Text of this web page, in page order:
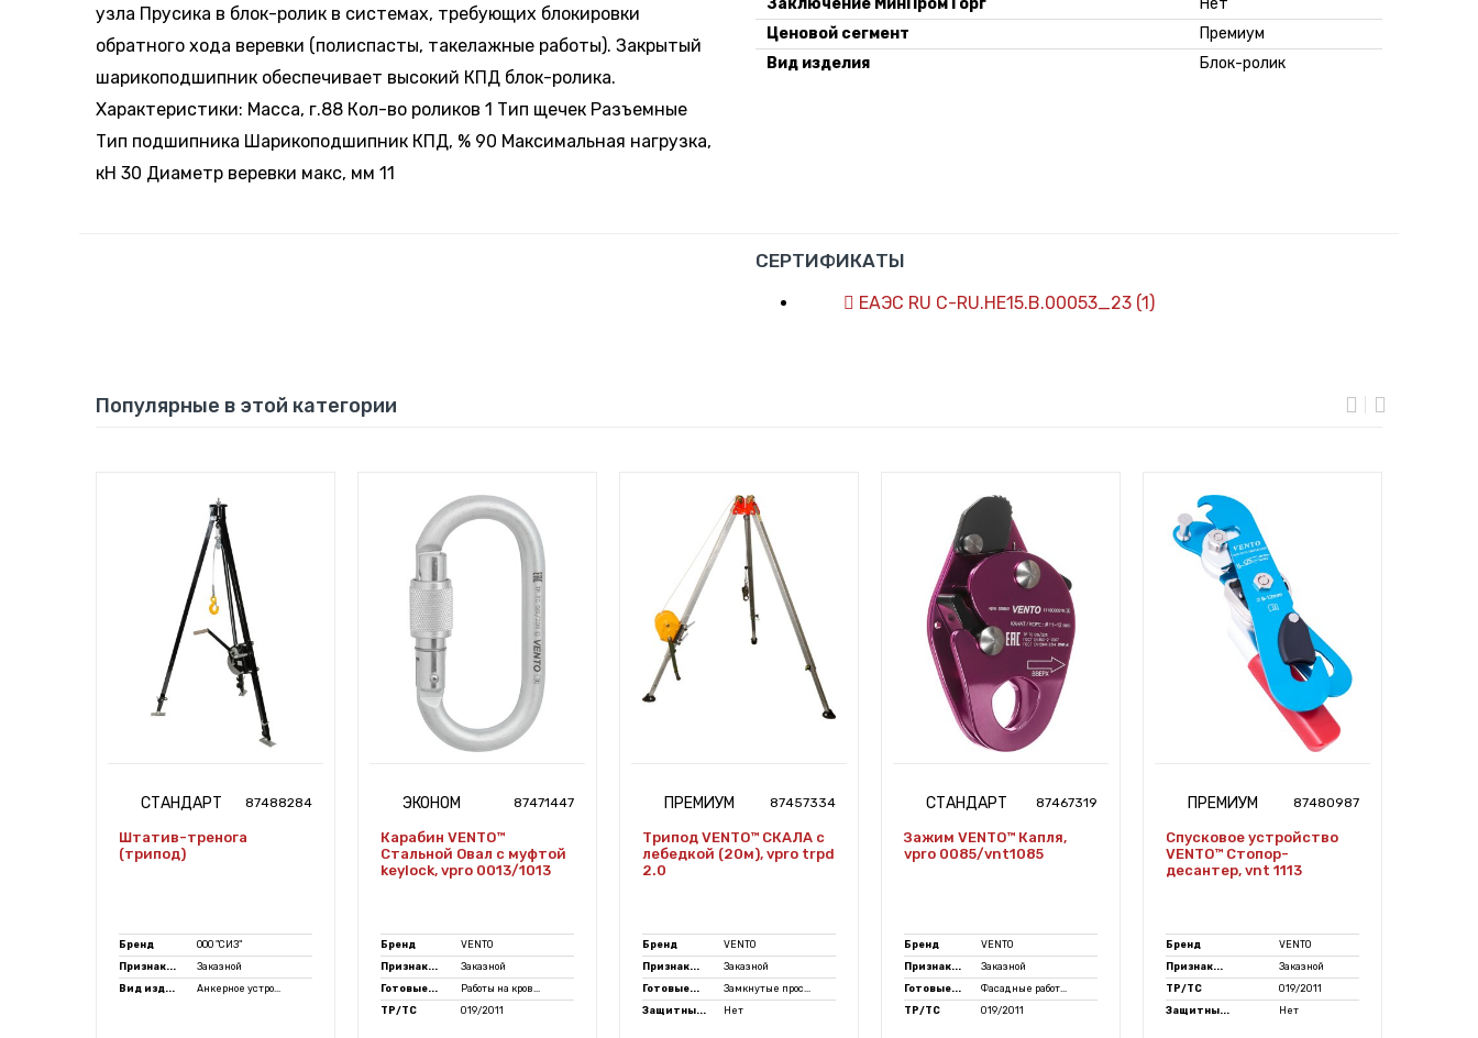
узла Прусика в блок-ролик в системах, требующих блокировки
обратного хода веревки (полиспасты, такелажные работы). Закрытый
шарикоподшипник обеспечивает высокий КПД блок-ролика.
Характеристики: Масса, г.88 Кол-во роликов 1 Тип щечек Разъемные
Тип подшипника Шарикоподшипник КПД, % 90 Максимальная нагрузка,
кН 30 Диаметр веревки макс, мм 11
Ценовой сегмент
Премиум
Вид изделия
Блок-ролик
СЕРТИФИКАТЫ
ЕАЭС RU С-RU.НЕ15.В.00053_23 (1)
Популярные в этой категории
СТАНДАРТ 87488284
Штатив-тренога
(трипод)
Бренд
ООО "СИЗ"
Признак...
Заказной
Вид изд...
Анкерное устро...
ЭКОНОМ 87471447
Карабин VENTO™
Стальной Овал с муфтой
keylock, vpro 0013/1013
Бренд
VENTO
Признак...
Заказной
Готовые...
Работы на кров...
ТР/ТС
019/2011
ПРЕМИУМ 87457334
Трипод VENTO™ СКАЛА с
лебедкой (20м), vpro trpd
2.0
Бренд
VENTO
Признак...
Заказной
Готовые...
Замкнутые прос...
Защитны...
Нет
СТАНДАРТ 87467319
Зажим VENTO™ Капля,
vpro 0085/vnt1085
Бренд
VENTO
Признак...
Заказной
Готовые...
Фасадные работ...
ТР/ТС
019/2011
ПРЕМИУМ 87480987
Спусковое устройство
VENTO™ Стопор-
десантер, vnt 1113
Бренд
VENTO
Признак...
Заказной
ТР/ТС
019/2011
Защитны...
Нет